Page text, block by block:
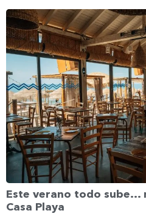
Este verano todo sube…
Casa Playa